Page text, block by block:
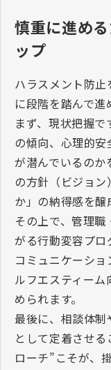
慎重に進め
ップ
ハラスメント防
に段階を踏んで進
まず、現状把握
の傾向、心理的
が潜んでいるのか
の方針（ビジョ
か」の納得感を醸
その上で、管理
がる行動変容プロ
コミュニケーシ
ルフエスティー
められます。
最後に、相談体
として定着させ
ローチ”こそが、